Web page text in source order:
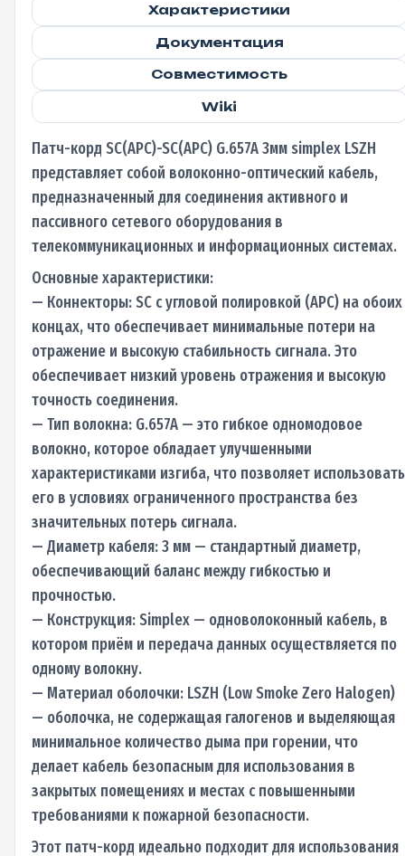
Характеристики
Документация
Совместимость
Wiki
Патч-корд SC(APC)-SC(APC) G.657A 3мм simplex LSZH
представляет собой волоконно-оптический кабель,
предназначенный для соединения активного и
пассивного сетевого оборудования в
телекоммуникационных и информационных системах.
Основные характеристики:
— Коннекторы: SC с угловой полировкой (APC) на обоих
концах, что обеспечивает минимальные потери на
отражение и высокую стабильность сигнала. Это
обеспечивает низкий уровень отражения и высокую
точность соединения.
— Тип волокна: G.657A — это гибкое одномодовое
волокно, которое обладает улучшенными
характеристиками изгиба, что позволяет использовать
его в условиях ограниченного пространства без
значительных потерь сигнала.
— Диаметр кабеля: 3 мм — стандартный диаметр,
обеспечивающий баланс между гибкостью и
прочностью.
— Конструкция: Simplex — одноволоконный кабель, в
котором приём и передача данных осуществляется по
одному волокну.
— Материал оболочки: LSZH (Low Smoke Zero Halogen)
— оболочка, не содержащая галогенов и выделяющая
минимальное количество дыма при горении, что
делает кабель безопасным для использования в
закрытых помещениях и местах с повышенными
требованиями к пожарной безопасности.
Этот патч-корд идеально подходит для использования